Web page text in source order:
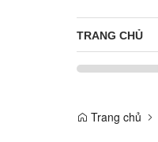
TRANG CHỦ
Trang chủ